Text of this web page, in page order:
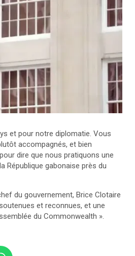
et pour notre diplomatie. Vous
accompagnés, et bien
dire que nous pratiquons une
République gabonaise près du
du gouvernement, Brice Clotaire
et reconnues, et une
du Commonwealth ».